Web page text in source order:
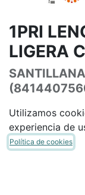
1PRI
LIGERA
SANTILLANA
46,09€
Utilizamos
experiencia de
Política de cookies